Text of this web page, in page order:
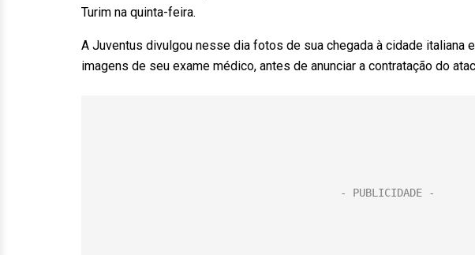
Turim na quinta-feira.
A Juventus divulgou nesse dia fotos de sua chegada à cidade italiana
imagens de seu exame médico, antes de anunciar a contratação do